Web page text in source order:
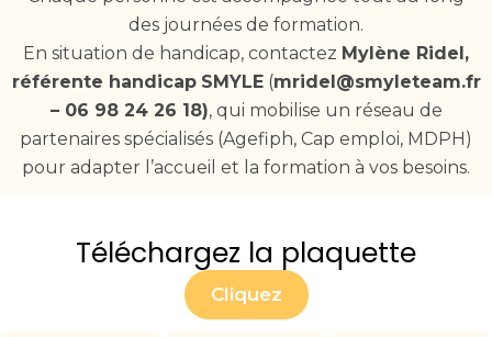
des journées de formation.
En situation de handicap, contactez Mylène Ridel,
référente handicap SMYLE(mridel@smyleteam.fr
– 06 98 24 26 18), qui mobilise un réseau de
partenaires spécialisés (Agefiph, Cap emploi, MDPH)
pour adapter l’accueil et la formation à vos besoins.
Téléchargez la plaquette
Cliquez